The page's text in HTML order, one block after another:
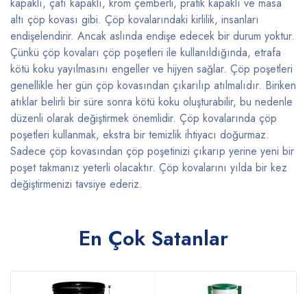
altı çöp kovası gibi. Çöp kovalarındaki kirlilik, insanları
endişelendirir. Ancak aslında endişe edecek bir durum yoktur.
Çünkü çöp kovaları çöp poşetleri ile kullanıldığında, etrafa
kötü koku yayılmasını engeller ve hijyen sağlar. Çöp poşetleri
genellikle her gün çöp kovasından çıkarılıp atılmalıdır. Biriken
atıklar belirli bir süre sonra kötü koku oluşturabilir, bu nedenle
düzenli olarak değiştirmek önemlidir. Çöp kovalarında çöp
poşetleri kullanmak, ekstra bir temizlik ihtiyacı doğurmaz.
Sadece çöp kovasından çöp poşetinizi çıkarıp yerine yeni bir
poşet takmanız yeterli olacaktır. Çöp kovalarını yılda bir kez
değiştirmenizi tavsiye ederiz.
En Çok Satanlar